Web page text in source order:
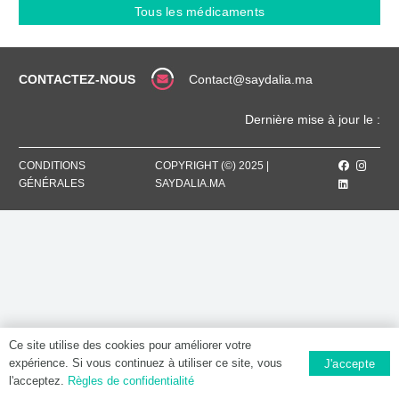
MG,
Tous les médicaments
CONTACTEZ-NOUS Contact@saydalia.ma
Dernière mise à jour le :
CONDITIONS
GÉNÉRALES
COPYRIGHT (©) 2025 |
SAYDALIA.MA
Ce site utilise des cookies pour améliorer votre
expérience. Si vous continuez à utiliser ce site, vous
l'acceptez. Règles de confidentialité
J'accepte